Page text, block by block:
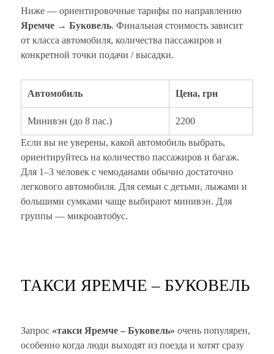
Ниже — ориентировочные тарифы по направлению
Яремче → Буковель. Финальная стоимость зависит
от класса автомобиля, количества пассажиров и
конкретной точки подачи / высадки.
Автомобиль Цена, грн
Минивэн (до 8 пас.) 2200
Если вы не уверены, какой автомобиль выбрать,
ориентируйтесь на количество пассажиров и багаж.
Для 1–3 человек с чемоданами обычно достаточно
легкового автомобиля. Для семьи с детьми, лыжами и
большими сумками чаще выбирают минивэн. Для
группы — микроавтобус.
ТАКСИ ЯРЕМЧЕ – БУКОВЕЛЬ
Запрос «такси Яремче – Буковель» очень популярен,
особенно когда люди выходят из поезда и хотят сразу